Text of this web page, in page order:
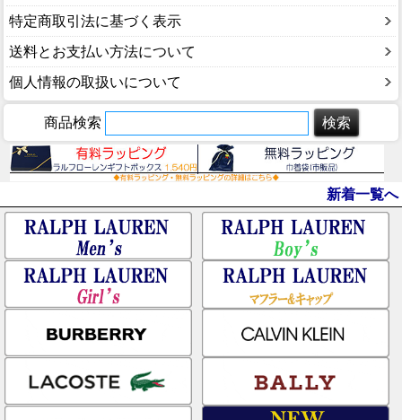
特定商取引法に基づく表示
送料とお支払い方法について
個人情報の取扱いについて
商品検索
新着一覧へ